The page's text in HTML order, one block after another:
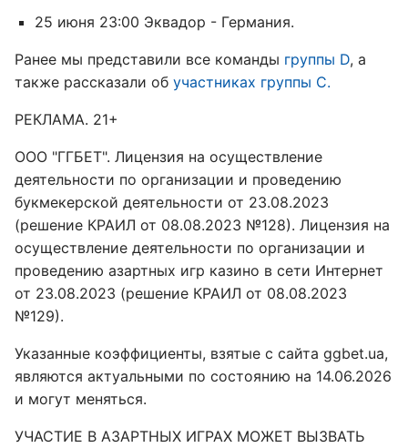
25 июня 23:00 Эквадор - Германия.
Ранее мы представили все команды группы D, а
также рассказали об участниках группы С.
РЕКЛАМА. 21+
ООО "ГГБЕТ". Лицензия на осуществление
деятельности по организации и проведению
букмекерской деятельности от 23.08.2023
(решение КРАИЛ от 08.08.2023 №128). Лицензия на
осуществление деятельности по организации и
проведению азартных игр казино в сети Интернет
от 23.08.2023 (решение КРАИЛ от 08.08.2023
№129).
Указанные коэффициенты, взятые с сайта ggbet.ua,
являются актуальными по состоянию на 14.06.2026
и могут меняться.
УЧАСТИЕ В АЗАРТНЫХ ИГРАХ МОЖЕТ ВЫЗВАТЬ